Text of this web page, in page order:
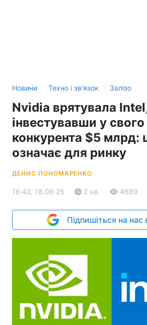
Новини › Техно і зв'язок › Залізо
Nvidia врятувала
інвестувавши у свого
конкурента $5 млрд:
означає для ринку
ДЕНИС ПОНОМАРЕНКО
16:42, 18.09.25 2 хв. 4689
Підпишіться на нас